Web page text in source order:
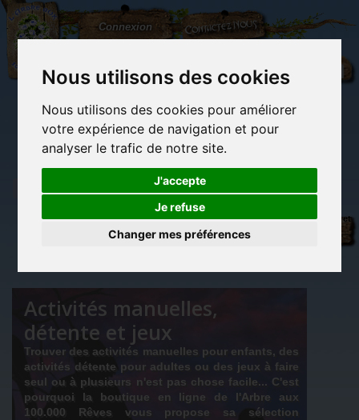
Nous utilisons des cookies
Nous utilisons des cookies pour améliorer
votre expérience de navigation et pour
analyser le trafic de notre site.
J'accepte
Je refuse
Changer mes préférences
L'Arbre
aux
100.000
Connexion Contactez-nous
(vide)
Librairie des
Carterie
originale
Activités
détente et jeux
Objets déco et
Activités manuelles,
détente et jeux
Trouver des activités manuelles pour enfants, des
activités détente pour adultes ou des jeux à faire
seul ou à plusieurs n'est pas chose facile... C'est
pourquoi la boutique en ligne de l'Arbre aux
100.000 Rêves vous propose sa sélection